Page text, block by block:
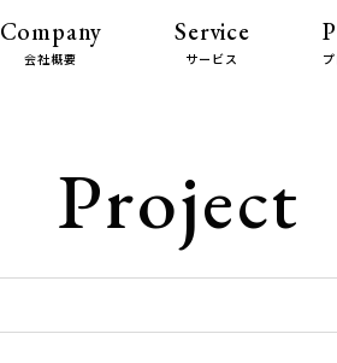
Company
会社概要
Service
サービス
Project